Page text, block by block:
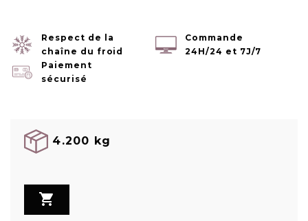
Respect de la
chaîne du froid
Commande
24H/24 et 7J/7
Paiement
sécurisé
4.200 kg
